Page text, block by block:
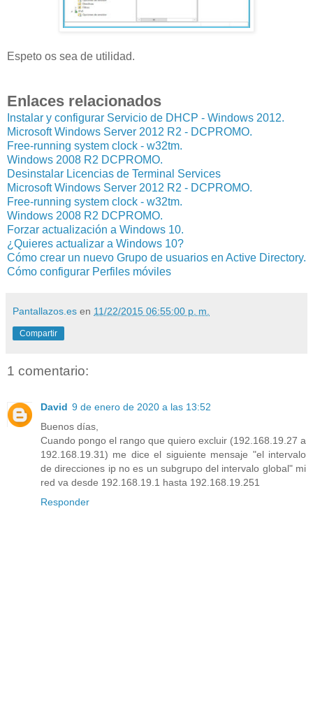
Espeto os sea de utilidad.
Enlaces relacionados
Instalar y configurar Servicio de DHCP - Windows 2012.
Microsoft Windows Server 2012 R2 - DCPROMO.
Free-running system clock - w32tm.
Windows 2008 R2 DCPROMO.
Desinstalar Licencias de Terminal Services
Microsoft Windows Server 2012 R2 - DCPROMO.
Free-running system clock - w32tm.
Windows 2008 R2 DCPROMO.
Forzar actualización a Windows 10.
¿Quieres actualizar a Windows 10?
Cómo crear un nuevo Grupo de usuarios en Active Directory.
Cómo configurar Perfiles móviles
Pantallazos.es en 11/22/2015 06:55:00 p. m.
Compartir
1 comentario:
David 9 de enero de 2020 a las 13:52
Buenos días,
Cuando pongo el rango que quiero excluir (192.168.19.27 a
192.168.19.31) me dice el siguiente mensaje "el intervalo
de direcciones ip no es un subgrupo del intervalo global" mi
red va desde 192.168.19.1 hasta 192.168.19.251
Responder